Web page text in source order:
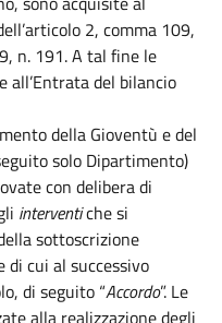
2, comma 109,
n. 191. A tal fine le
all’Entrata del bilancio
della Gioventù e del
solo Dipartimento)
con delibera di
interventiche si
sottoscrizione
di cui al successivo
di seguito “Accordo”. Le
alla realizzazione degli